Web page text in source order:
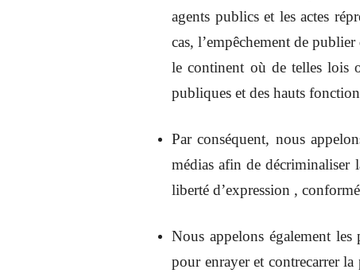
agents publics et les actes
cas, l’empêchement de
le continent où de telles lois
publiques et des hauts
Par conséquent, nous
médias afin de décriminaliser
liberté d’expression ,
Nous appelons également les
pour enrayer et contrecarrer